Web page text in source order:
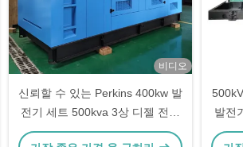
비디오
신뢰할 수 있는 Perkins 400kw 발
전기 세트 500kva 3상 디젤 전기
발전기 (프리미엄 빌드)
발전